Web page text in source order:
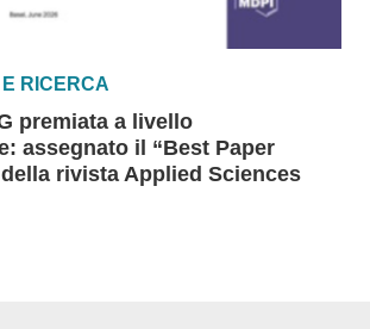
E RICERCA
premiata a livello
assegnato il “Best Paper
rivista Applied Sciences